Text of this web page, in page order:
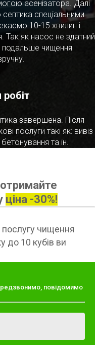
асенізатора. Далі
спеціальними
10-15 хвилин і
Так як насос не здатний
подальше чищення
завершена. Після
послуги такі як: вивіз
та ін.
ціна -30%!
чищення
до 10 кубів ви
повідомимо